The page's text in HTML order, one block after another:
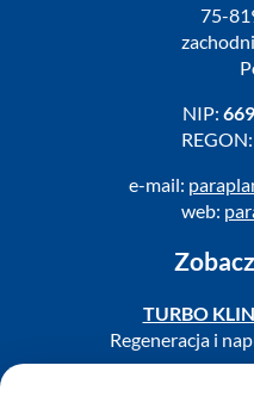
75-
NIP:
REGON:
e-mail:
web:
TURBO
Regeneracja i